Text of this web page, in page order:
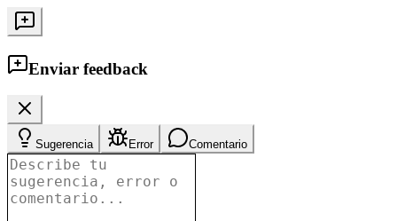
Enviar feedback
Sugerencia Error Comentario